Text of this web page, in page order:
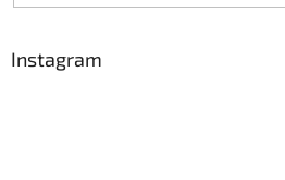
Instagram